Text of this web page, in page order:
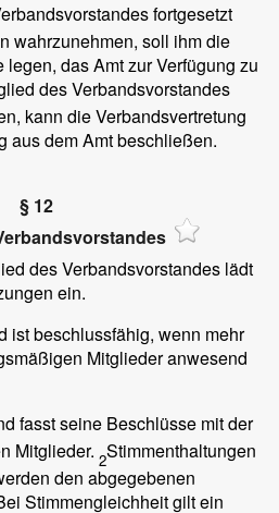
fortgesetzt
wahrzunehmen, soll ihm die
das Amt zur Verfügung zu
des Verbandsvorstandes
kann die Verbandsvertretung
aus dem Amt beschließen.
§ 12
des Verbandsvorstandes lädt
ein.
ist beschlussfähig, wenn mehr
Mitglieder anwesend
fasst seine Beschlüsse mit der
Mitglieder. 2Stimmenthaltungen
den abgegebenen
Stimmengleichheit gilt ein